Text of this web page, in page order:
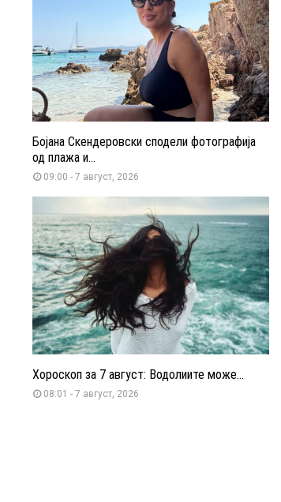
Бојана Скендеровски сподели фотографија
од плажа и...
09:00 - 7 август, 2026
Хороскоп за 7 август: Водолиите може...
08:01 - 7 август, 2026